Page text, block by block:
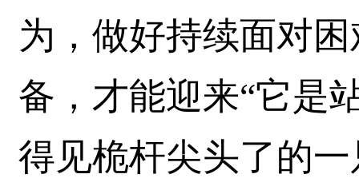
为，做好持续面对
备，才能迎来“它是
得见桅杆尖头了的